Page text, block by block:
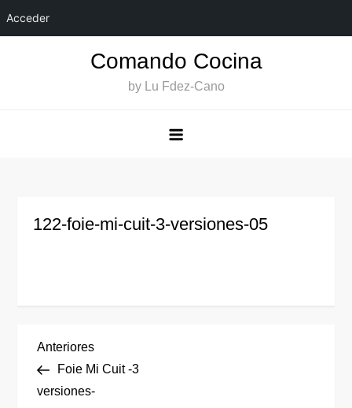
Acceder
Comando Cocina
by Lu Fdez-Cano
122-foie-mi-cuit-3-versiones-05
N
a
Entrada
anterior
Anteriores
Foie Mi Cuit -3
versiones-